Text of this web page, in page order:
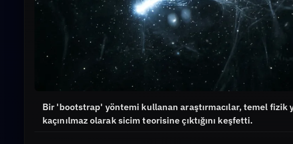
Bir 'bootstrap' yöntemi kullanan araştırmacılar, temel fizik
kaçınılmaz olarak sicim teorisine çıktığını keşfetti.